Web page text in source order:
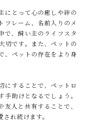
にとって心の癒しや絆の
フレーム、名前入りのメ
で、飼い主のライフスタ
切です。また、ペットの
、ペットの存在をより身
にすることで、ペットロ
助けとなるでしょう。
人と共有することで、
れ続けます。